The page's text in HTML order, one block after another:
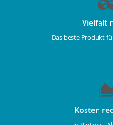
Vielfalt
Das beste Produkt
Kosten